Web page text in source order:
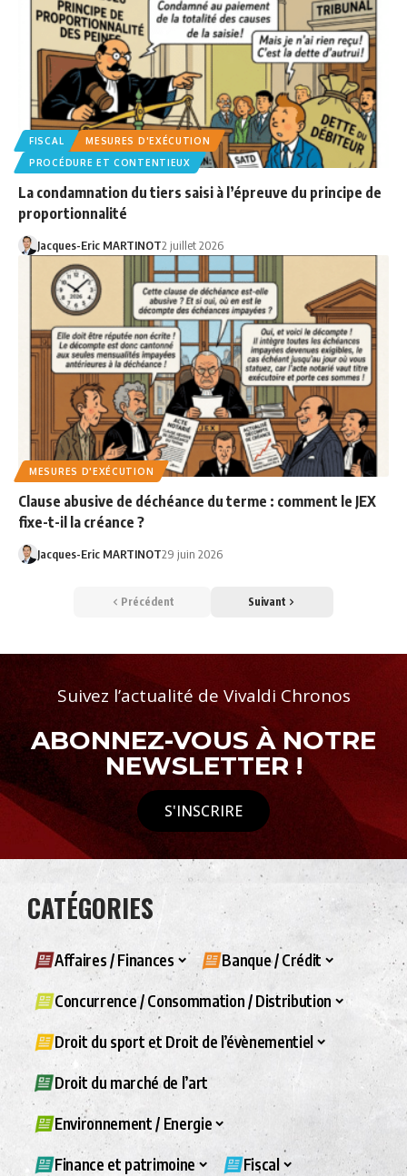
FISCAL
MESURES D'EXÉCUTION
PROCÉDURE ET CONTENTIEUX
La condamnation du tiers saisi à l’épreuve du principe de
proportionnalité
Jacques-Eric MARTINOT2 juillet 2026
MESURES D'EXÉCUTION
Clause abusive de déchéance du terme : comment le JEX
fixe-t-il la créance ?
Jacques-Eric MARTINOT29 juin 2026
Précédent Suivant
Suivez l’actualité de Vivaldi Chronos
ABONNEZ-VOUS À NOTRE
NEWSLETTER !
S'INSCRIRE
CATÉGORIES
Affaires / Finances Banque / Crédit
Concurrence / Consommation / Distribution
Droit du sport et Droit de l’évènementiel
Droit du marché de l’art
Environnement / Energie
Finance et patrimoine Fiscal